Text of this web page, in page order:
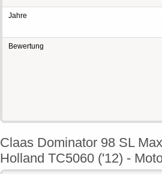
Jahre
Bewertung
Claas Dominator 98 SL
Holland TC5060 ('12) -